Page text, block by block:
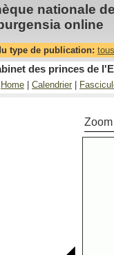
nationale
online
type de publication: tous
des princes de
Home Calendrier
Zoom